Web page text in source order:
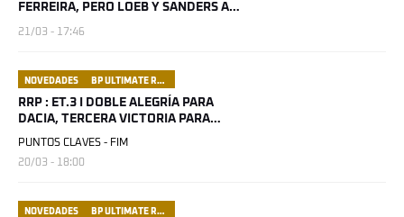
FERREIRA, PERO LOEB Y SANDERS A
21/03 - 17:46
NOVEDADES BP ULTIMATE RALLY RAID PORTUGAL
RRP : ET.3 I DOBLE ALEGRÍA PARA
DACIA, TERCERA VICTORIA PARA
SANDERS
PUNTOS CLAVES - FIM
20/03 - 18:00
NOVEDADES BP ULTIMATE RALLY RAID PORTUGAL